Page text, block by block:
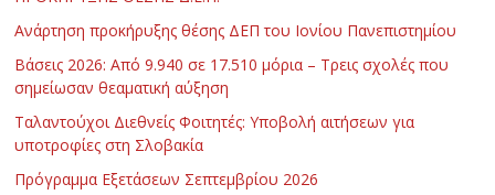
Ανάρτηση προκήρυξης θέσης ΔΕΠ του Ιονίου Πανεπιστημίου
Βάσεις 2026: Από 9.940 σε 17.510 μόρια – Τρεις σχολές που
σημείωσαν θεαματική αύξηση
Ταλαντούχοι Διεθνείς Φοιτητές: Υποβολή αιτήσεων για
υποτροφίες στη Σλοβακία
Πρόγραμμα Εξετάσεων Σεπτεμβρίου 2026